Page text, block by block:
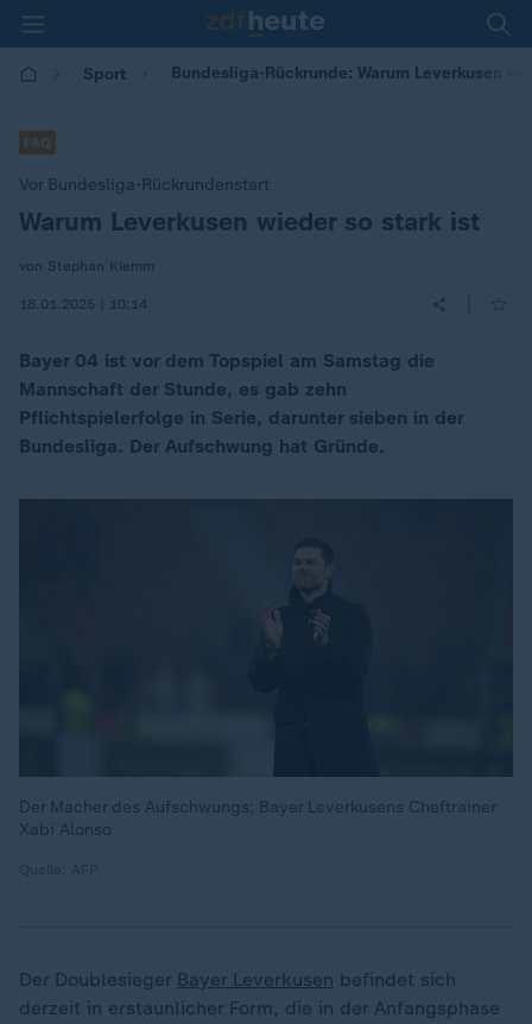
Sport Bundesliga-Rückrunde: Warum Leverkusen
FAQ
Vor Bundesliga-Rückrundenstart
:
Warum Leverkusen wieder so stark ist
von Stephan Klemm
18.01.2025 | 10:14
Bayer 04 ist vor dem Topspiel am Samstag die
Mannschaft der Stunde, es gab zehn
Pflichtspielerfolge in Serie, darunter sieben in der
Bundesliga. Der Aufschwung hat Gründe.
Der Macher des Aufschwungs: Bayer Leverkusens Cheftrainer
Xabi Alonso
Der Doublesieger Bayer Leverkusen befindet sich
derzeit in erstaunlicher Form, die in der Anfangsphase